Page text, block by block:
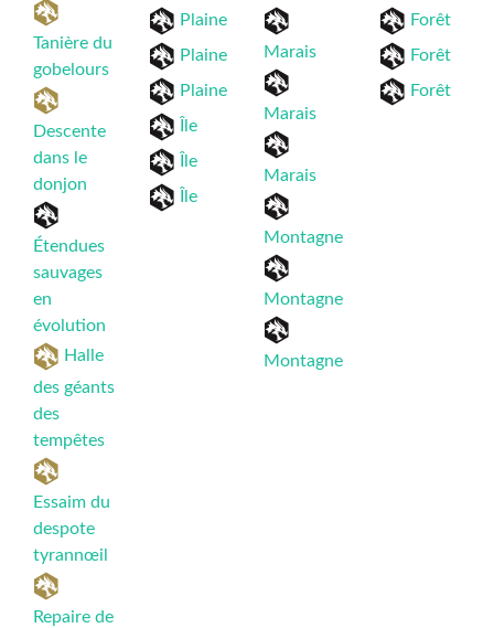
Tanière du
gobelours
Descente
dans le
donjon
Étendues
sauvages
en
évolution
Halle
des géants
des
tempêtes
Essaim du
despote
tyrannœil
Repaire de
Plaine
Plaine
Plaine
Île
Île
Île
Marais
Marais
Marais
Montagne
Montagne
Montagne
Forêt
Forêt
Forêt